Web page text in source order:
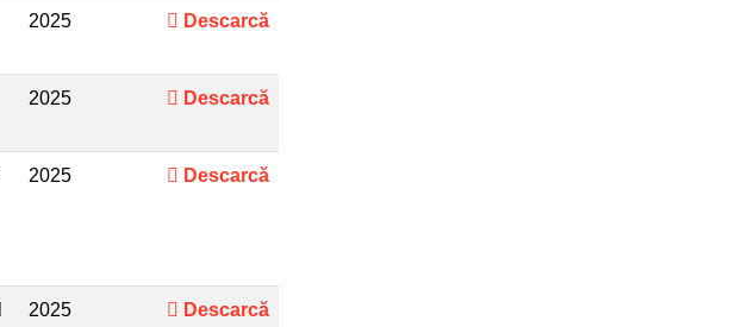
2025 Descarcă
2025 Descarcă
2025 Descarcă
2025 Descarcă